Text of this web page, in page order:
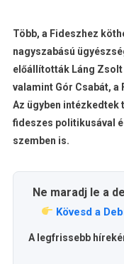
Több, a Fideszhez
nagyszabású
előállították Láng
valamint Gór Csabát,
Az ügyben intézkedtek
fideszes politikusával
szemben is.
Ne maradj le a
Kövesd a
A legfrissebb